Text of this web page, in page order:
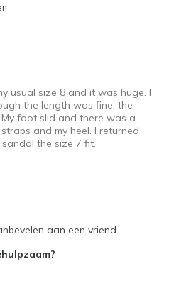
usual size 8 and it was huge. I
the length was fine, the
foot slid and there was a
and my heel. I returned
the size 7 fit.
aan een vriend